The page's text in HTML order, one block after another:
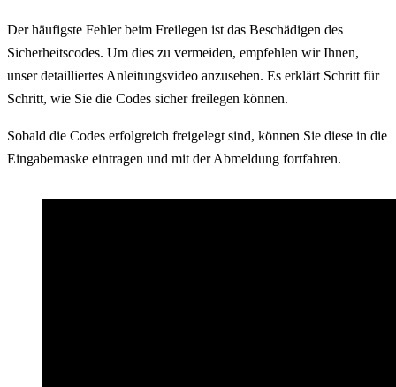
Der häufigste Fehler beim Freilegen ist das Beschädigen des
Sicherheitscodes. Um dies zu vermeiden, empfehlen wir Ihnen,
unser detailliertes Anleitungsvideo anzusehen. Es erklärt Schritt für
Schritt, wie Sie die Codes sicher freilegen können.
Sobald die Codes erfolgreich freigelegt sind, können Sie diese in die
Eingabemaske eintragen und mit der Abmeldung fortfahren.